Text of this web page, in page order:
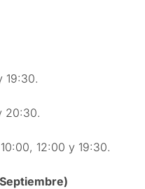
19:30.
20:30.
12:00 y 19:30.